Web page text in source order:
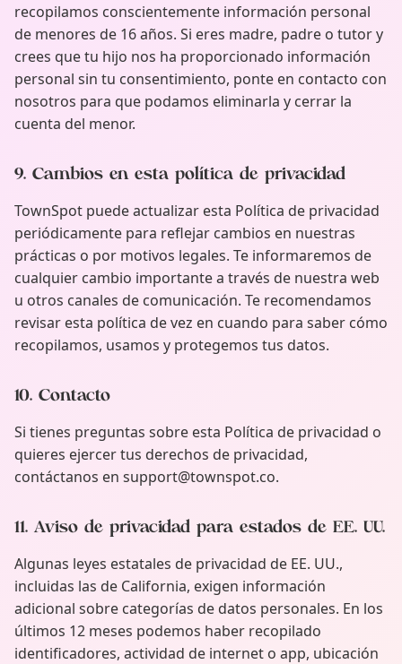
recopilamos conscientemente información personal
de menores de 16 años. Si eres madre, padre o tutor y
crees que tu hijo nos ha proporcionado información
personal sin tu consentimiento, ponte en contacto con
nosotros para que podamos eliminarla y cerrar la
cuenta del menor.
9. Cambios en esta política de privacidad
TownSpot puede actualizar esta Política de privacidad
periódicamente para reflejar cambios en nuestras
prácticas o por motivos legales. Te informaremos de
cualquier cambio importante a través de nuestra web
u otros canales de comunicación. Te recomendamos
revisar esta política de vez en cuando para saber cómo
recopilamos, usamos y protegemos tus datos.
10. Contacto
Si tienes preguntas sobre esta Política de privacidad o
quieres ejercer tus derechos de privacidad,
contáctanos en support@townspot.co.
11. Aviso de privacidad para estados de EE. UU.
Algunas leyes estatales de privacidad de EE. UU.,
incluidas las de California, exigen información
adicional sobre categorías de datos personales. En los
últimos 12 meses podemos haber recopilado
identificadores, actividad de internet o app, ubicación